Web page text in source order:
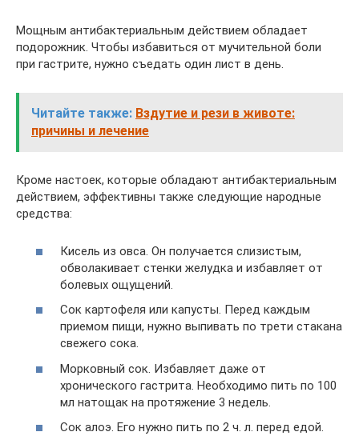
Мощным антибактериальным действием обладает
подорожник. Чтобы избавиться от мучительной боли
при гастрите, нужно съедать один лист в день.
Читайте также: Вздутие и рези в животе:
причины и лечение
Кроме настоек, которые обладают антибактериальным
действием, эффективны также следующие народные
средства:
Кисель из овса. Он получается слизистым,
обволакивает стенки желудка и избавляет от
болевых ощущений.
Сок картофеля или капусты. Перед каждым
приемом пищи, нужно выпивать по трети стакана
свежего сока.
Морковный сок. Избавляет даже от
хронического гастрита. Необходимо пить по 100
мл натощак на протяжение 3 недель.
Сок алоэ. Его нужно пить по 2 ч. л. перед едой.